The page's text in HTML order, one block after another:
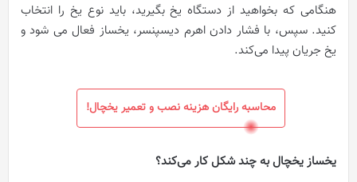
هنگامی که بخواهید از دستگاه یخ بگیرید، باید نوع یخ را انتخاب
کنید. سپس، با فشار دادن اهرم دیسپنسر، یخساز فعال می شود و
یخ جریان پیدا می‌کند.
محاسبه رایگان هزینه نصب و تعمیر یخچال!
یخساز یخچال به چند شکل کار می‌کند؟